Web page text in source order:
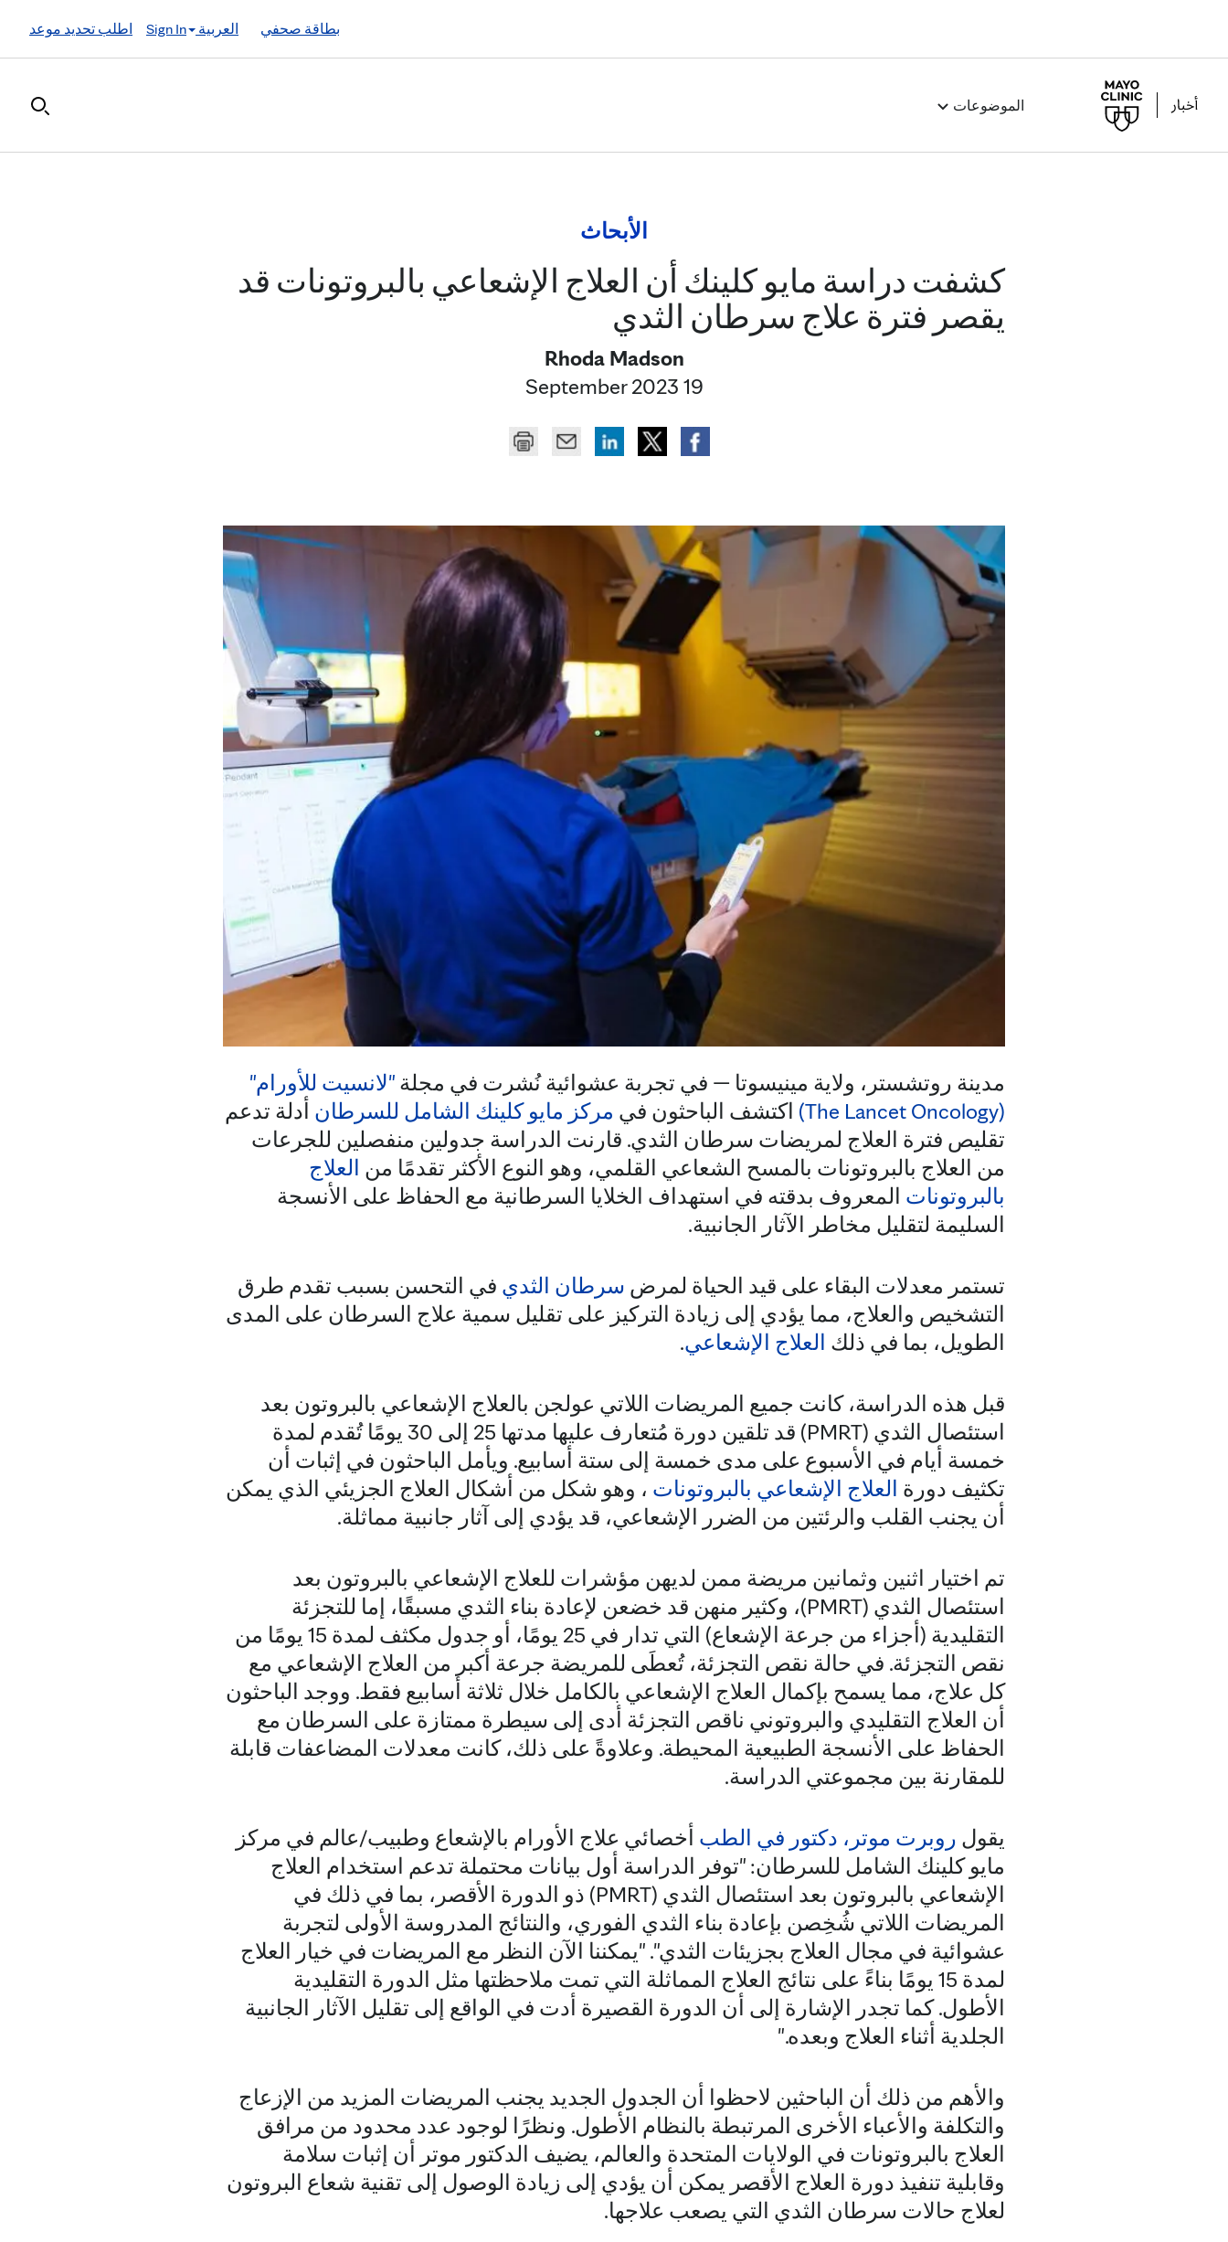
العربية
بطاقة صحفي Sign In اطلب تحديد موعد
الموضوعات
الأبحاث
كشفت دراسة مايو كلينك أن العلاج الإشعاعي بالبروتونات قد
يقصر فترة علاج سرطان الثدي
Rhoda Madson
19 September 2023
مدينة روتشستر، ولاية مينيسوتا — في تجربة عشوائية نُشرت في مجلة "لانسيت للأورام"
(The Lancet Oncology)
اكتشف الباحثون في مركز مايو كلينك الشامل للسرطان أدلة تدعم
تقليص فترة العلاج لمريضات سرطان الثدي. قارنت الدراسة جدولين منفصلين للجرعات
من العلاج بالبروتونات بالمسح الشعاعي القلمي، وهو النوع الأكثر تقدمًا من العلاج
بالبروتونات المعروف بدقته في استهداف الخلايا السرطانية مع الحفاظ على الأنسجة
السليمة لتقليل مخاطر الآثار الجانبية.
تستمر معدلات البقاء على قيد الحياة لمرض سرطان الثدي في التحسن بسبب تقدم طرق
التشخيص والعلاج، مما يؤدي إلى زيادة التركيز على تقليل سمية علاج السرطان على المدى
الطويل، بما في ذلك العلاج الإشعاعي.
قبل هذه الدراسة، كانت جميع المريضات اللاتي عولجن بالعلاج الإشعاعي بالبروتون بعد
استئصال الثدي (PMRT) قد تلقين دورة مُتعارف عليها مدتها 25 إلى 30 يومًا تُقدم لمدة
خمسة أيام في الأسبوع على مدى خمسة إلى ستة أسابيع. ويأمل الباحثون في إثبات أن
تكثيف دورة العلاج الإشعاعي بالبروتونات ، وهو شكل من أشكال العلاج الجزيئي الذي يمكن
أن يجنب القلب والرئتين من الضرر الإشعاعي، قد يؤدي إلى آثار جانبية مماثلة.
تم اختيار اثنين وثمانين مريضة ممن لديهن مؤشرات للعلاج الإشعاعي بالبروتون بعد
استئصال الثدي (PMRT)، وكثير منهن قد خضعن لإعادة بناء الثدي مسبقًا، إما للتجزئة
التقليدية (أجزاء من جرعة الإشعاع) التي تدار في 25 يومًا، أو جدول مكثف لمدة 15 يومًا من
نقص التجزئة. في حالة نقص التجزئة، تُعطَى للمريضة جرعة أكبر من العلاج الإشعاعي مع
كل علاج، مما يسمح بإكمال العلاج الإشعاعي بالكامل خلال ثلاثة أسابيع فقط. ووجد الباحثون
أن العلاج التقليدي والبروتوني ناقص التجزئة أدى إلى سيطرة ممتازة على السرطان مع
الحفاظ على الأنسجة الطبيعية المحيطة. وعلاوةً على ذلك، كانت معدلات المضاعفات قابلة
للمقارنة بين مجموعتي الدراسة.
يقول روبرت موتر، دكتور في الطب أخصائي علاج الأورام بالإشعاع وطبيب/عالم في مركز
مايو كلينك الشامل للسرطان: "توفر الدراسة أول بيانات محتملة تدعم استخدام العلاج
الإشعاعي بالبروتون بعد استئصال الثدي (PMRT) ذو الدورة الأقصر، بما في ذلك في
المريضات اللاتي شُخِصن بإعادة بناء الثدي الفوري، والنتائج المدروسة الأولى لتجربة
عشوائية في مجال العلاج بجزيئات الثدي". "يمكننا الآن النظر مع المريضات في خيار العلاج
لمدة 15 يومًا بناءً على نتائج العلاج المماثلة التي تمت ملاحظتها مثل الدورة التقليدية
الأطول. كما تجدر الإشارة إلى أن الدورة القصيرة أدت في الواقع إلى تقليل الآثار الجانبية
الجلدية أثناء العلاج وبعده."
والأهم من ذلك أن الباحثين لاحظوا أن الجدول الجديد يجنب المريضات المزيد من الإزعاج
والتكلفة والأعباء الأخرى المرتبطة بالنظام الأطول. ونظرًا لوجود عدد محدود من مرافق
العلاج بالبروتونات في الولايات المتحدة والعالم، يضيف الدكتور موتر أن إثبات سلامة
وقابلية تنفيذ دورة العلاج الأقصر يمكن أن يؤدي إلى زيادة الوصول إلى تقنية شعاع البروتون
لعلاج حالات سرطان الثدي التي يصعب علاجها.